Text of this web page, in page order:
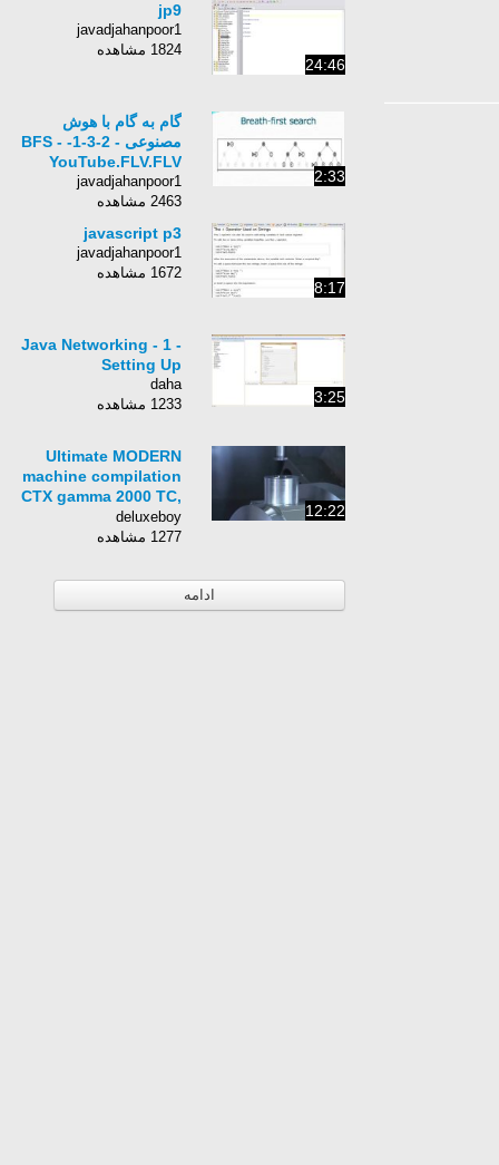
24:46
jp9
javadjahanpoor1
1824 مشاهده
2:33
گام به گام با هوش
مصنوعی - 2-3-1- BFS -
YouTube.FLV.FLV
javadjahanpoor1
2463 مشاهده
8:17
javascript p3
javadjahanpoor1
1672 مشاهده
3:25
Java Networking - 1 -
Setting Up
daha
1233 مشاهده
12:22
Ultimate MODERN
machine compilation
CTX gamma 2000 TC,
CTX delta 4000-6000
TC
deluxeboy
1277 مشاهده
ادامه